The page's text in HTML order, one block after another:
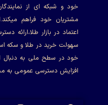
خود و شبکه ای از
مشتریان خود فراهم
اعتماد در بازار طلا،ارائه
سهولت خرید در طلا و سکه
خود در سطح ملی به دنبال
افزایش دسترسی عمومی به